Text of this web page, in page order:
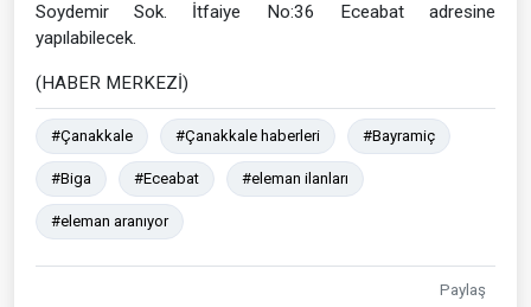
Soydemir Sok. İtfaiye No:36 Eceabat adresine
yapılabilecek.
(HABER MERKEZİ)
#Çanakkale #Çanakkale haberleri #Bayramiç
#Biga #Eceabat #eleman ilanları
#eleman aranıyor
Paylaş